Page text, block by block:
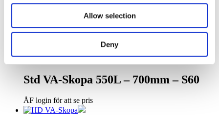
Allow selection
Deny
HD VA-Skopa 385L – 700mm – S45
Std VA-Skopa 550L – 700mm – S60
ÅF login för att se pris